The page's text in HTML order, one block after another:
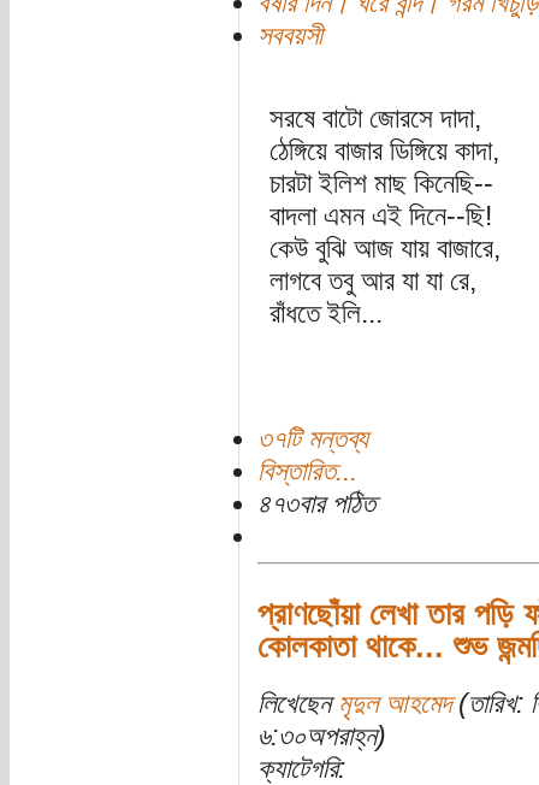
সববয়সী
সরষে বাটো জোরসে দাদা,
ঠেঙ্গিয়ে বাজার ডিঙ্গিয়ে কাদা,
চারটা ইলিশ মাছ কিনেছি--
বাদলা এমন এই দিনে--ছি!
কেউ বুঝি আজ যায় বাজারে,
লাগবে তবু আর যা যা রে,
রাঁধতে ইলি...
৩৭টি মন্তব্য
বিস্তারিত...
৪৭৩বার পঠিত
প্রাণছোঁয়া লেখা তার পড়ি
কোলকাতা থাকে... শুভ
লিখেছেন মৃদুল আহমেদ(তারিখ:
৬:৩০অপরাহ্ন)
ক্যাটেগরি: